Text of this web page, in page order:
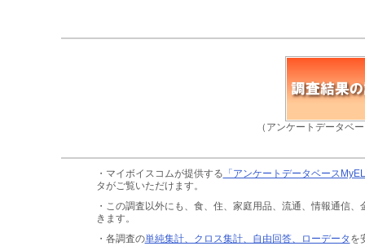
（アンケートデータベ
・マイボイスコムが提供する 「アンケートデータベース
タがご覧いただけます。
・この調査以外にも、食、住、家庭用品、流通、情報通信、
きます。
・各調査の単純集計、クロス集計、自由回答、ローデータ を